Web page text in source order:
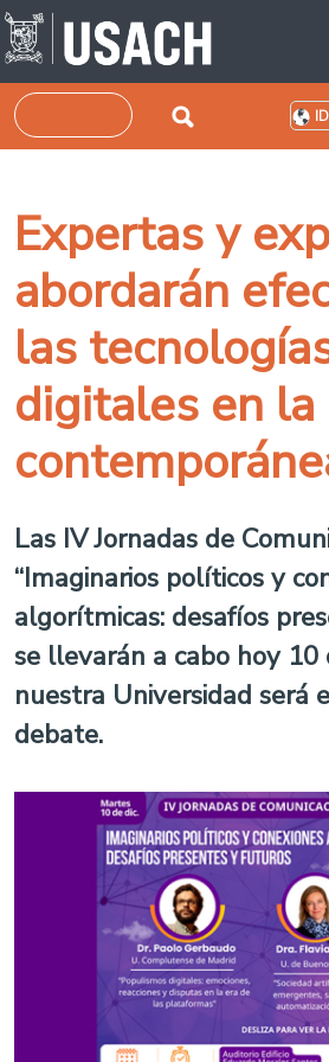
Pasar al contenido principal
Buscar
Expertas y
abordarán
las
digitales en
Las IV Jornadas de
“Imaginarios políticos y
algorítmicas: desafíos
se llevarán a cabo hoy 10
nuestra Universidad será
debate.